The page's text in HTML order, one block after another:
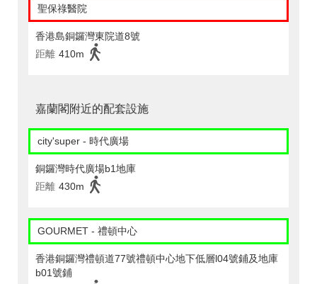
聖保祿醫院
香港島銅鑼灣東院道8號
距離 410m
嘉蘭閣附近的配套設施
city'super - 時代廣場
銅鑼灣時代廣場b1地庫
距離 430m
GOURMET - 禮頓中心
香港銅鑼灣禮頓道77號禮頓中心地下低層l04號鋪及地庫
b01號鋪